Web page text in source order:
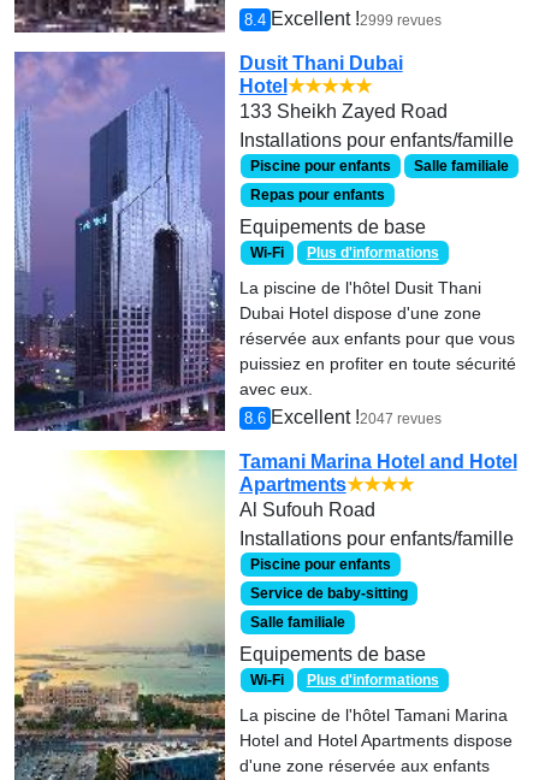
8.4 Excellent !2999 revues
Dusit Thani Dubai
Hotel ★★★★★
133 Sheikh Zayed Road
Installations pour enfants/famille
Piscine pour enfants
Salle familiale
Repas pour enfants
Equipements de base
Wi-Fi Plus d'informations
La piscine de l'hôtel Dusit Thani
Dubai Hotel dispose d'une zone
réservée aux enfants pour que vous
puissiez en profiter en toute sécurité
avec eux.
8.6 Excellent !2047 revues
Tamani Marina Hotel and Hotel
Apartments★★★★
Al Sufouh Road
Installations pour enfants/famille
Piscine pour enfants
Service de baby-sitting
Salle familiale
Equipements de base
Wi-Fi Plus d'informations
La piscine de l'hôtel Tamani Marina
Hotel and Hotel Apartments dispose
d'une zone réservée aux enfants